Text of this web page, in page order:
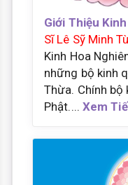
Giới Thiệu
Sĩ Lê Sỹ Minh
Kinh Hoa
những bộ kinh
Thừa. Chính
Phật.... Xem